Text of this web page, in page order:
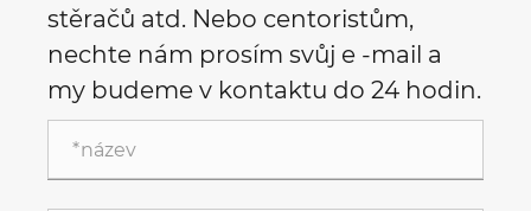
stěračů atd. Nebo centoristům,
nechte nám prosím svůj e -mail a
my budeme v kontaktu do 24 hodin.